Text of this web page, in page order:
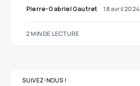
Pierre-Gabriel Gautret 18 avril 2024
2 MIN DE LECTURE
SUIVEZ-NOUS !